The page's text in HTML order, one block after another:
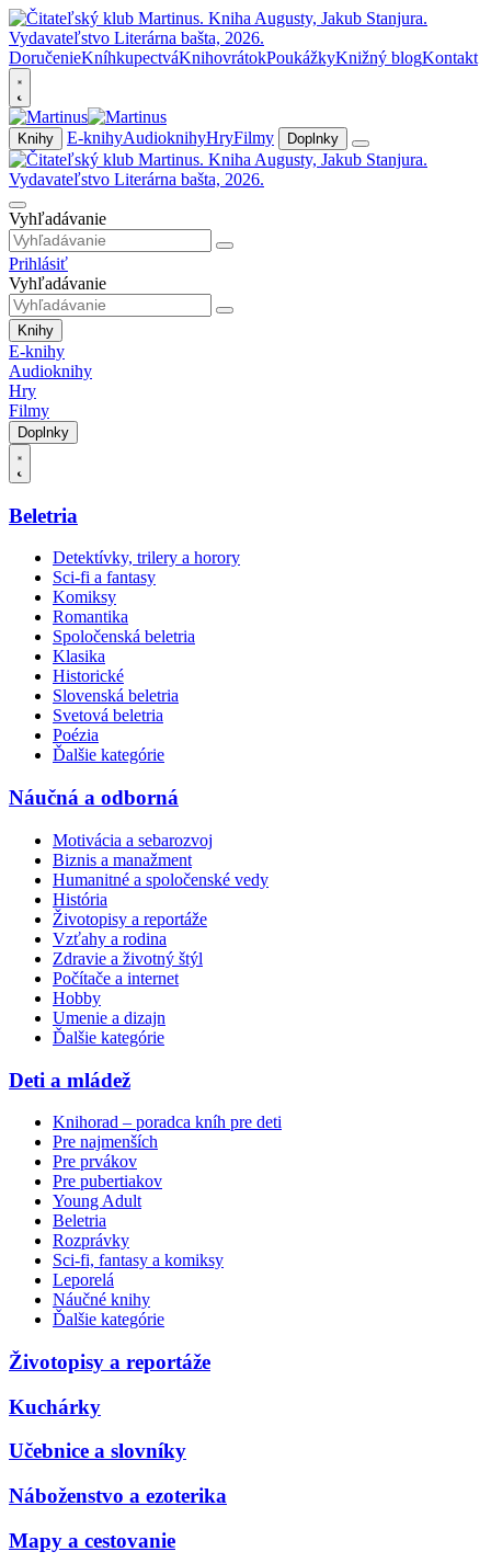
DoručenieKníhkupectváKnihovrátokPoukážkyKnižný blogKontakt
Knihy E-knihyAudioknihyHryFilmy Doplnky
Vyhľadávanie
Prihlásiť
Vyhľadávanie
Knihy
E-knihy
Audioknihy
Hry
Filmy
Doplnky
Beletria
Detektívky, trilery a horory
Sci-fi a fantasy
Komiksy
Romantika
Spoločenská beletria
Klasika
Historické
Slovenská beletria
Svetová beletria
Poézia
Ďalšie kategórie
Náučná a odborná
Motivácia a sebarozvoj
Biznis a manažment
Humanitné a spoločenské vedy
História
Životopisy a reportáže
Vzťahy a rodina
Zdravie a životný štýl
Počítače a internet
Hobby
Umenie a dizajn
Ďalšie kategórie
Deti a mládež
Knihorad – poradca kníh pre deti
Pre najmenších
Pre prvákov
Pre pubertiakov
Young Adult
Beletria
Rozprávky
Sci-fi, fantasy a komiksy
Leporelá
Náučné knihy
Ďalšie kategórie
Životopisy a reportáže
Kuchárky
Učebnice a slovníky
Náboženstvo a ezoterika
Mapy a cestovanie